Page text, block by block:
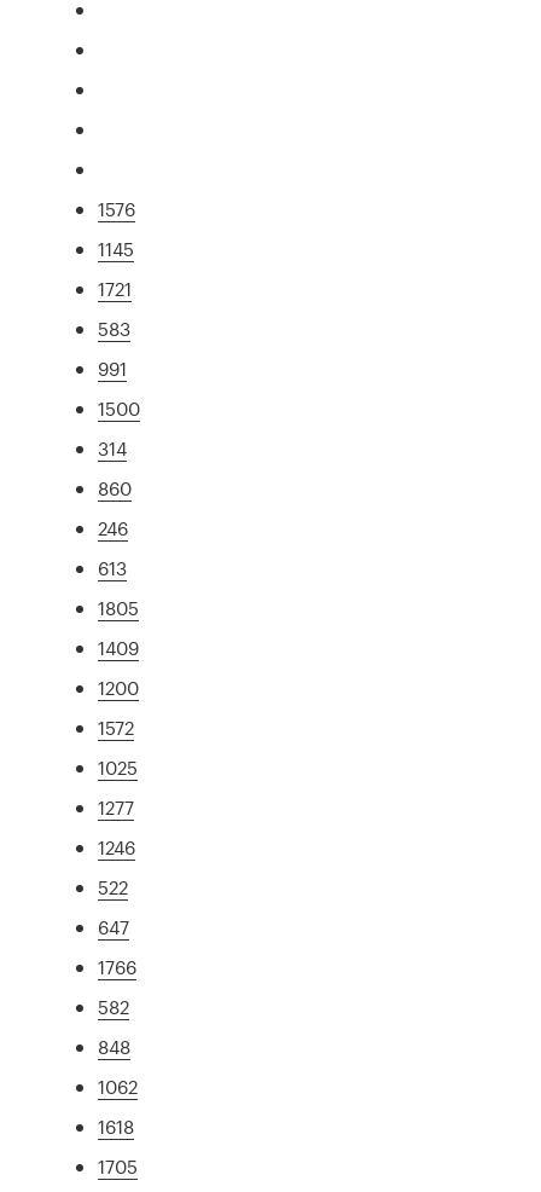
1576
1145
1721
583
991
1500
314
860
246
613
1805
1409
1200
1572
1025
1277
1246
522
647
1766
582
848
1062
1618
1705